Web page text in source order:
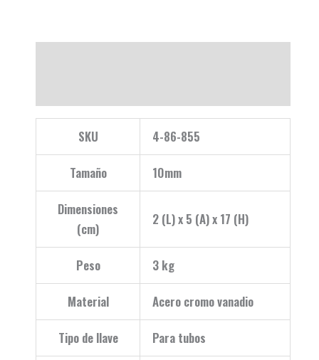
SKU 4-86-855
Tamaño 10mm
Dimensiones
(cm)
2 (L) x 5 (A) x 17 (H)
Peso 3 kg
Material Acero cromo vanadio
Tipo de llave Para tubos